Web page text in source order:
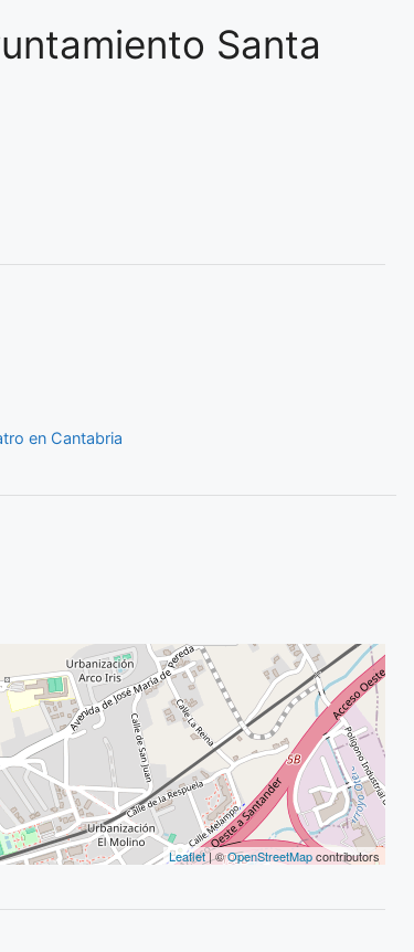
Santa
en Cantabria
Leaflet| ©OpenStreetMapcontributors